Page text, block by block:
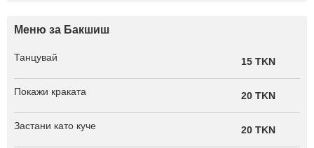
Меню за Бакшиш
Танцувай 15 TKN
Покажи краката 20 TKN
Застани като куче 20 TKN